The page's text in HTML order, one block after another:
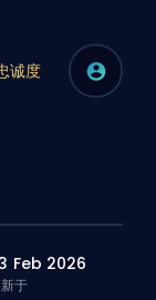
诚度
Feb 2026
于